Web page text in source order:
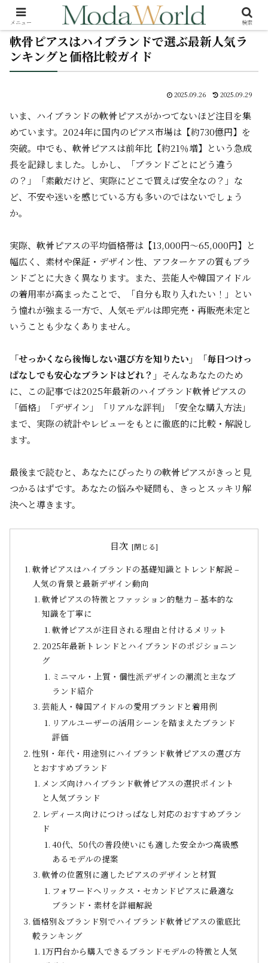
軟骨ピアスはハイブランドで選ぶ最新人気ラ
ンキングと価格比較ガイド
2025.09.26 2025.09.29
いま、ハイブランドの軟骨ピアスがかつてないほど注目を集
めています。2024年に国内のピアス市場は【約730億円】を
突破。中でも、軟骨ピアスは前年比【約21％増】という急成
長を記録しました。しかし、「ブランドごとにどう違う
の？」「素敵だけど、実際にどこで買えば安全なの？」な
ど、不安や迷いを感じている方も多いのではないでしょう
か。
実際、軟骨ピアスの平均価格帯は【13,000円〜65,000円】と
幅広く、素材や保証・デザイン性、アフターケアの質もブラ
ンドごとに大きく異なります。また、芸能人や韓国アイドル
の着用率が高まったことで、「自分も取り入れたい！」とい
う憧れが強まる一方で、人気モデルは即完売・再販売未定と
いうことも少なくありません。
「せっかくなら後悔しない選び方を知りたい」「毎日つけっ
ぱなしでも安心なブランドはどれ？」 そんなあなたのため
に、この記事では2025年最新のハイブランド軟骨ピアスの
「価格」「デザイン」「リアルな評判」「安全な購入方法」
まで、実際の統計やレビューをもとに徹底的に比較・解説し
ます。
最後まで読むと、あなたにぴったりの軟骨ピアスがきっと見
つかるはずです。あなたの悩みや疑問も、きっとスッキリ解
決へと導きます。
目次
軟骨ピアスはハイブランドの基礎知識とトレンド解説 –
人気の背景と最新デザイン動向
軟骨ピアスの特徴とファッション的魅力 – 基本的な
知識を丁寧に
軟骨ピアスが注目される理由と付けるメリット
2025年最新トレンドとハイブランドのポジショニン
グ
ミニマル・上質・個性派デザインの潮流と主なブ
ランド紹介
芸能人・韓国アイドルの愛用ブランドと着用例
リアルユーザーの活用シーンを踏まえたブランド
評価
性別・年代・用途別にハイブランド軟骨ピアスの選び方
とおすすめブランド
メンズ向けハイブランド軟骨ピアスの選択ポイント
と人気ブランド
レディース向けにつけっぱなし対応のおすすめブラン
ド
40代、50代の普段使いにも適した安全かつ高級感
あるモデルの提案
軟骨の位置別に適したピアスのデザインと材質
フォワードヘリックス・セカンドピアスに最適な
ブランド・素材を詳細解説
価格別＆ブランド別でハイブランド軟骨ピアスの徹底比
較ランキング
1万円台から購入できるブランドモデルの特徴と人気
メニュー 検索